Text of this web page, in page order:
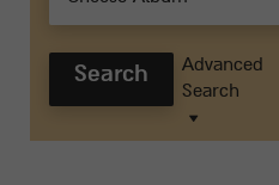
Advanced
Search